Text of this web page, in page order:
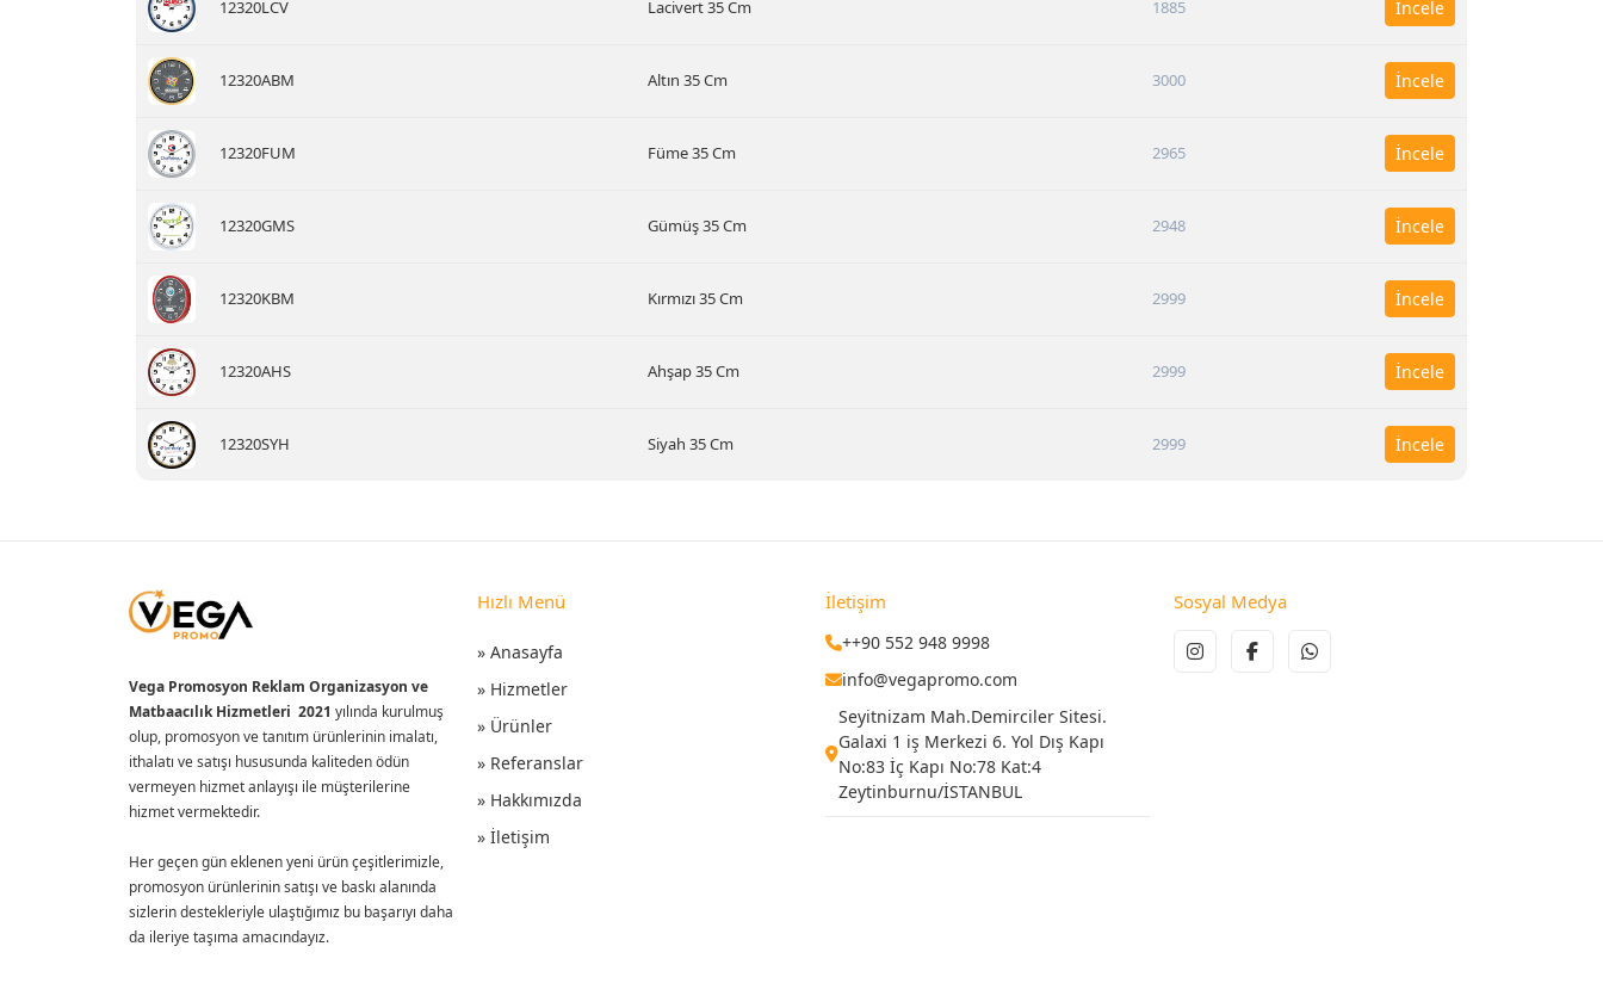
12320LCV Lacivert 35 Cm 1885 İncele
12320ABM Altın 35 Cm 3000 İncele
12320FUM Füme 35 Cm 2965 İncele
12320GMS Gümüş 35 Cm 2948 İncele
12320KBM Kırmızı 35 Cm 2999 İncele
12320AHS Ahşap 35 Cm 2999 İncele
12320SYH Siyah 35 Cm 2999 İncele
Vega Promosyon Reklam Organizasyon ve
Matbaacılık Hizmetleri 2021 yılında kurulmuş
olup, promosyon ve tanıtım ürünlerinin imalatı,
ithalatı ve satışı hususunda kaliteden ödün
vermeyen hizmet anlayışı ile müşterilerine
hizmet vermektedir.
Her geçen gün eklenen yeni ürün çeşitlerimizle,
promosyon ürünlerinin satışı ve baskı alanında
sizlerin destekleriyle ulaştığımız bu başarıyı daha
da ileriye taşıma amacındayız.
Hızlı Menü
» Anasayfa
» Hizmetler
» Ürünler
» Referanslar
» Hakkımızda
» İletişim
İletişim
++90 552 948 9998
info@vegapromo.com
Seyitnizam Mah.Demirciler Sitesi.
Galaxi 1 iş Merkezi 6. Yol Dış Kapı
No:83 İç Kapı No:78 Kat:4
Zeytinburnu/İSTANBUL
Sosyal Medya